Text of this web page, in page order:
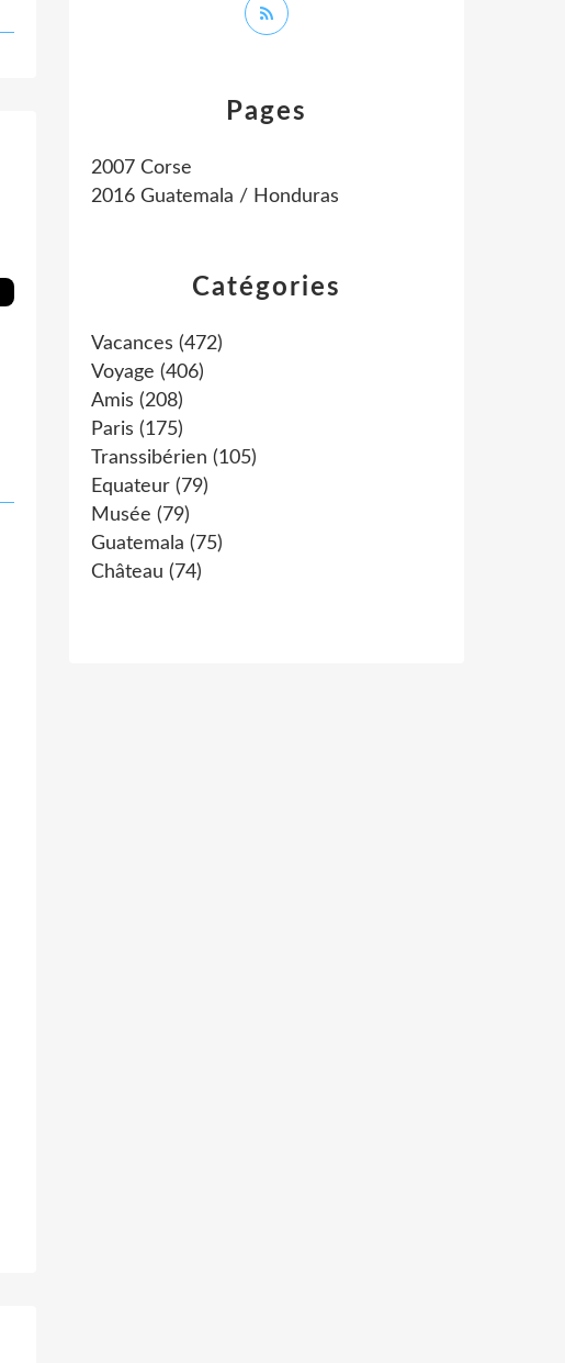
Catégories
Vacances (472)
Voyage (406)
Amis (208)
Paris (175)
Transsibérien (105)
Equateur (79)
Musée (79)
Guatemala (75)
Château (74)
Pages
2007 Corse
2016 Guatemala / Honduras